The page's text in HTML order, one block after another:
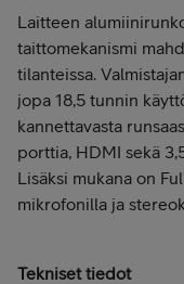
Laitteen
taittomekanismi
tilanteissa.
jopa 18,5 tunnin
kannettavasta
porttia, HDMI sekä
Lisäksi mukana on
mikrofonilla ja
Tekniset tiedot